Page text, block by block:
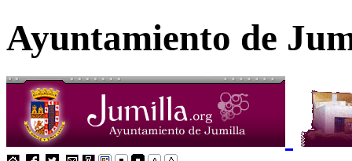
Ayuntamiento de